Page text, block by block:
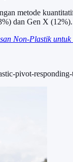
metode
dan Gen X
Non-Plastik
pivot-